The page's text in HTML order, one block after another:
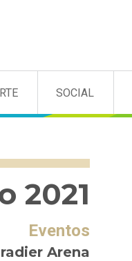
SOCIAL
2021
Eventos
Arena